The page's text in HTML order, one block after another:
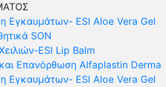
Εγκαυμάτων- ESI Aloe Vera Gel
SON
ESI Lip Balm
Επανόρθωση Alfaplastin Derma
Εγκαυμάτων- ESI Aloe Vera Gel